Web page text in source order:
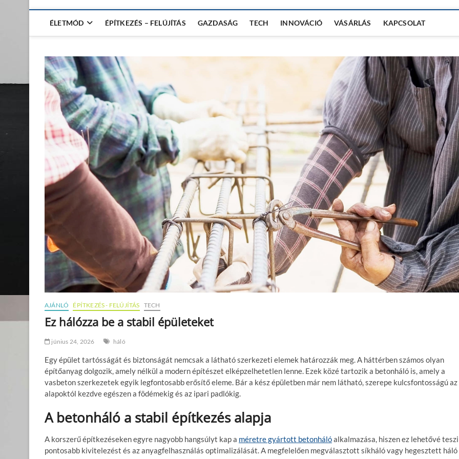
ÉLETMÓD ÉPÍTKEZÉS – FELÚJÍTÁS GAZDASÁG TECH INNOVÁCIÓ VÁSÁRLÁS KAPCSOLAT
AJÁNLÓ ÉPÍTKEZÉS - FELÚJÍTÁS TECH
Ez hálózza be a stabil épületeket
június 24, 2026 háló
Egy épület tartósságát és biztonságát nemcsak a látható szerkezeti elemek határozzák meg. A háttérben számos olyan
építőanyag dolgozik, amely nélkül a modern építészet elképzelhetetlen lenne. Ezek közé tartozik a betonháló is, amely a
vasbeton szerkezetek egyik legfontosabb erősítő eleme. Bár a kész épületben már nem látható, szerepe kulcsfontosságú az
alapoktól kezdve egészen a födémekig és az ipari padlókig.
A betonháló a stabil építkezés alapja
A korszerű építkezéseken egyre nagyobb hangsúlyt kap a méretre gyártott betonhálóalkalmazása, hiszen ez lehetővé
pontosabb kivitelezést és az anyagfelhasználás optimalizálását. A megfelelően megválasztott síkháló vagy hegesztett háló